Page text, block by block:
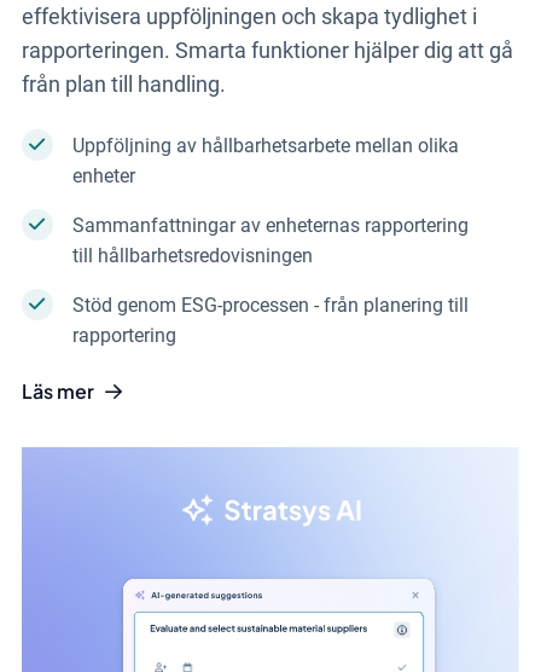
effektivisera uppföljningen och skapa tydlighet i
rapporteringen. Smarta funktioner hjälper dig att gå
från plan till handling.
Uppföljning av hållbarhetsarbete mellan olika
enheter
Sammanfattningar av enheternas rapportering
till hållbarhetsredovisningen
Stöd genom ESG-processen - från planering till
rapportering
Läs mer